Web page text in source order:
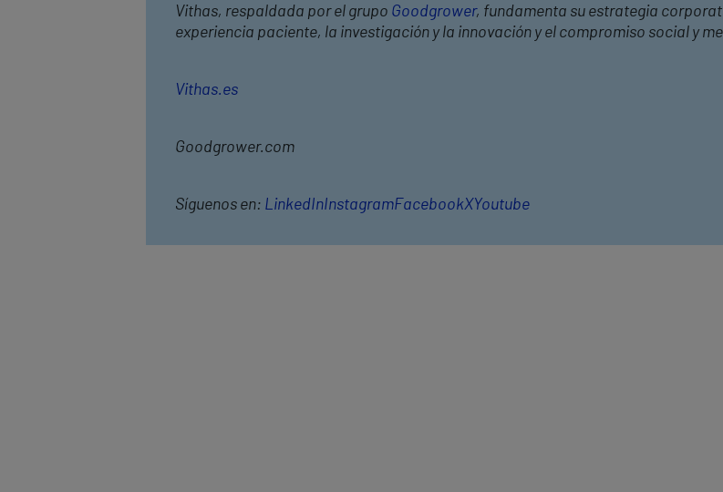
Vithas, respaldada por el grupo Goodgrower, fundamenta su estrategia
experiencia paciente, la investigación y la innovación y el compromiso social y
Vithas.es
Goodgrower.com
Síguenos en: LinkedInInstagramFacebookXYoutube